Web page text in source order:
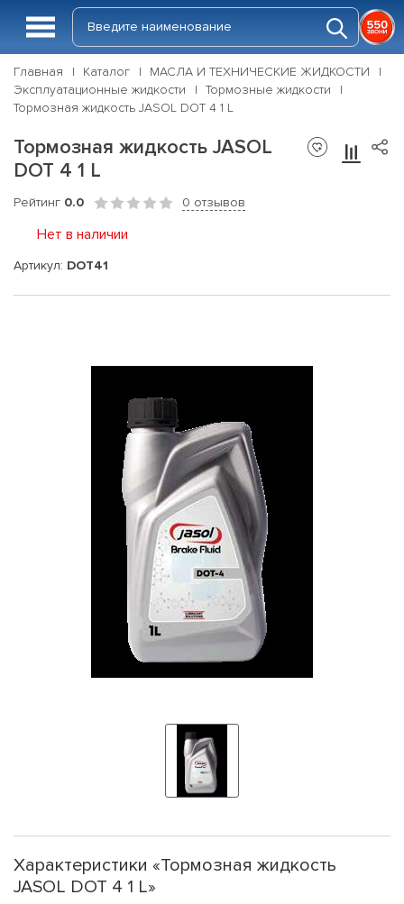
Главная Каталог
МАСЛА И ТЕХНИЧЕСКИЕ ЖИДКОСТИ
Эксплуатационные жидкости
Тормозные жидкости
Тормозная жидкость JASOL DOT 4 1 L
Тормозная жидкость JASOL
DOT 4 1 L
Рейтинг 0.0 0 отзывов
Нет в наличии
Артикул: DOT41
Характеристики «Тормозная жидкость
JASOL DOT 4 1 L»